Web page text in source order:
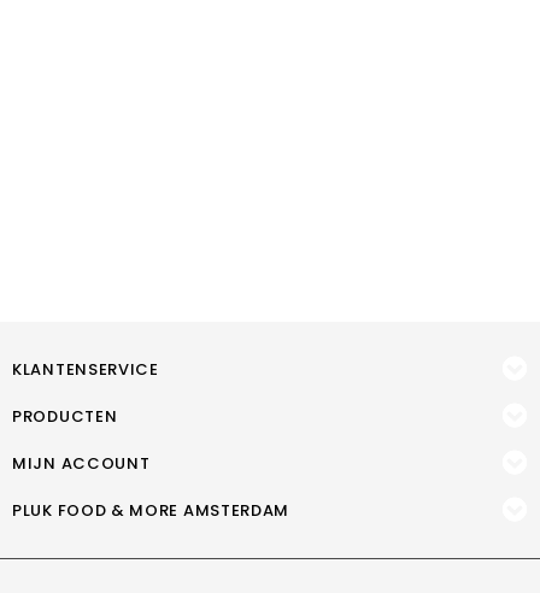
KLANTENSERVICE
PRODUCTEN
MIJN ACCOUNT
PLUK FOOD & MORE AMSTERDAM